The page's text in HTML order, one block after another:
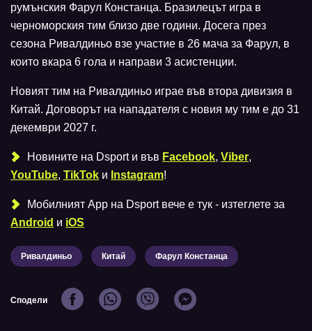
румънския Фарул Констанца. Бразилецът игра в
черноморския тим близо две години. Досега през
сезона Ривалдиньо взе участие в 26 мача за Фарул, в
които вкара 6 гола и направи 3 асистенции.
Новият тим на Ривалдиньо играе във втора дивизия в
Китай. Договорът на нападателя с новия му тим е до 31
декември 2027 г.
Новините на Dsport и във Facebook, Viber,
YouTube, TikTok и Instagram!
Мобилният Аpp на Dsport вече е тук - изтеглете за
Android и iOS
Ривалдиньо Китай Фарул Констанца
Сподели